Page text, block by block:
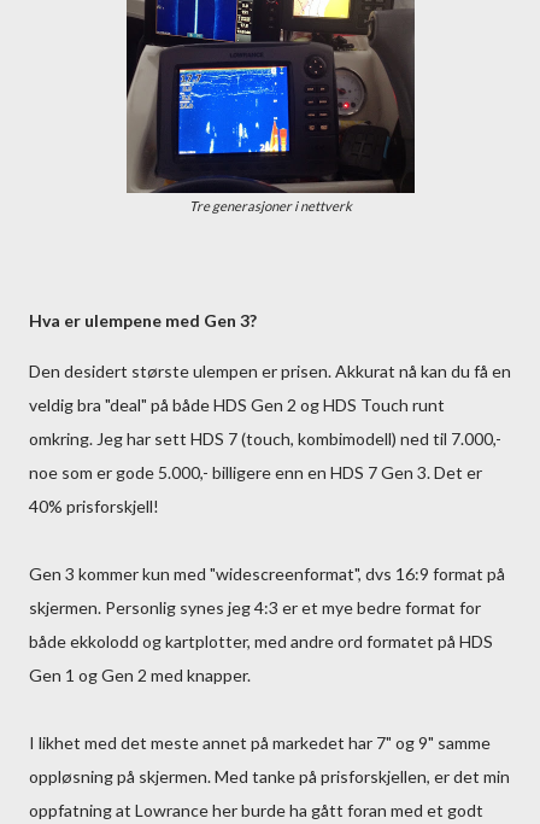
Tre generasjoner i nettverk
Hva er ulempene med Gen 3?
Den desidert største ulempen er prisen. Akkurat nå kan du få en
veldig bra "deal" på både HDS Gen 2 og HDS Touch runt
omkring. Jeg har sett HDS 7 (touch, kombimodell) ned til 7.000,-
noe som er gode 5.000,- billigere enn en HDS 7 Gen 3. Det er
40% prisforskjell!
Gen 3 kommer kun med "widescreenformat", dvs 16:9 format på
skjermen. Personlig synes jeg 4:3 er et mye bedre format for
både ekkolodd og kartplotter, med andre ord formatet på HDS
Gen 1 og Gen 2 med knapper.
I likhet med det meste annet på markedet har 7" og 9" samme
oppløsning på skjermen. Med tanke på prisforskjellen, er det min
oppfatning at Lowrance her burde ha gått foran med et godt